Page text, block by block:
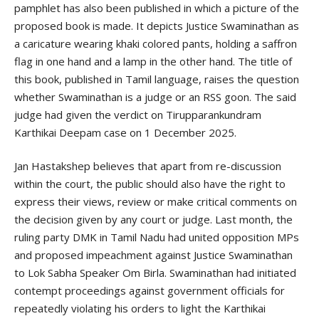
pamphlet has also been published in which a picture of the
proposed book is made. It depicts Justice Swaminathan as
a caricature wearing khaki colored pants, holding a saffron
flag in one hand and a lamp in the other hand. The title of
this book, published in Tamil language, raises the question
whether Swaminathan is a judge or an RSS goon. The said
judge had given the verdict on Tirupparankundram
Karthikai Deepam case on 1 December 2025.
Jan Hastakshep believes that apart from re-discussion
within the court, the public should also have the right to
express their views, review or make critical comments on
the decision given by any court or judge. Last month, the
ruling party DMK in Tamil Nadu had united opposition MPs
and proposed impeachment against Justice Swaminathan
to Lok Sabha Speaker Om Birla. Swaminathan had initiated
contempt proceedings against government officials for
repeatedly violating his orders to light the Karthikai